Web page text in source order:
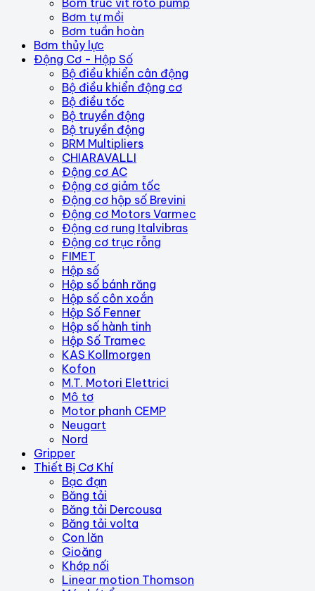
Bơm tự mồi
Bơm tuần hoàn
Bơm thủy lực
Động Cơ - Hộp Số
Bộ điều khiển cân động
Bộ điều khiển động cơ
Bộ điều tốc
Bộ truyền động
Bộ truyền động
BRM Multipliers
CHIARAVALLI
Động cơ AC
Động cơ giảm tốc
Động cơ hộp số Brevini
Động cơ Motors Varmec
Động cơ rung Italvibras
Động cơ trục rỗng
FIMET
Hộp số
Hộp số bánh răng
Hộp số côn xoắn
Hộp Số Fenner
Hộp số hành tinh
Hộp Số Tramec
KAS Kollmorgen
Kofon
M.T. Motori Elettrici
Mô tơ
Motor phanh CEMP
Neugart
Nord
Gripper
Thiết Bị Cơ Khí
Bạc đạn
Băng tải
Băng tải Dercousa
Băng tải volta
Con lăn
Gioăng
Khớp nối
Linear motion Thomson